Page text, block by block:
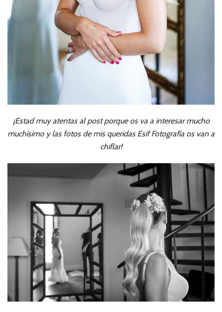
¡Estad muy atentas al post porque os va a interesar mucho
muchísimo y las fotos de mis queridas Esif Fotografía os van a
chiflar!